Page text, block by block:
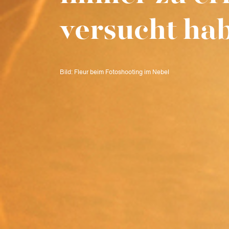
versucht
Bild: Fleur beim Fotoshooting im Nebel